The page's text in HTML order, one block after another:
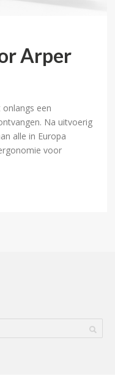
Arper
een
Na uitvoerig
alle in Europa
voor